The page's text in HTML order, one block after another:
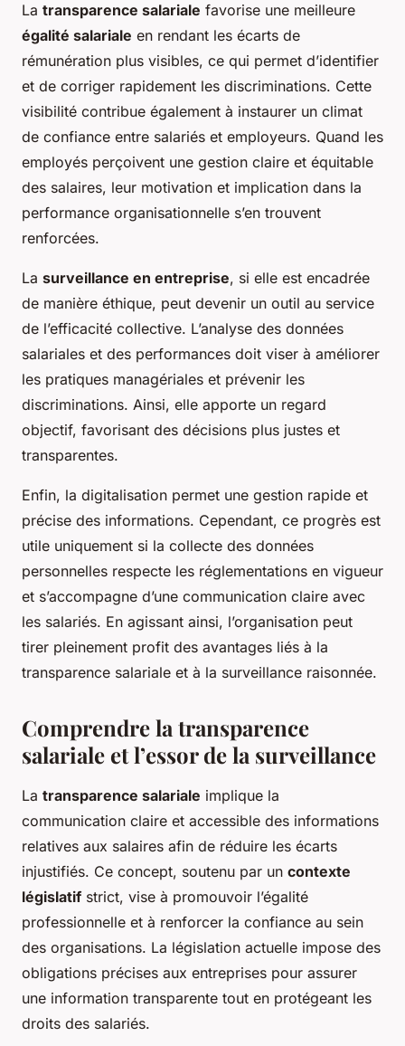
La transparence salariale favorise une meilleure
égalité salariale en rendant les écarts de
rémunération plus visibles, ce qui permet d’identifier
et de corriger rapidement les discriminations. Cette
visibilité contribue également à instaurer un climat
de confiance entre salariés et employeurs. Quand les
employés perçoivent une gestion claire et équitable
des salaires, leur motivation et implication dans la
performance organisationnelle s’en trouvent
renforcées.
La surveillance en entreprise, si elle est encadrée
de manière éthique, peut devenir un outil au service
de l’efficacité collective. L’analyse des données
salariales et des performances doit viser à améliorer
les pratiques managériales et prévenir les
discriminations. Ainsi, elle apporte un regard
objectif, favorisant des décisions plus justes et
transparentes.
Enfin, la digitalisation permet une gestion rapide et
précise des informations. Cependant, ce progrès est
utile uniquement si la collecte des données
personnelles respecte les réglementations en vigueur
et s’accompagne d’une communication claire avec
les salariés. En agissant ainsi, l’organisation peut
tirer pleinement profit des avantages liés à la
transparence salariale et à la surveillance raisonnée.
Comprendre la transparence
salariale et l’essor de la surveillance
La transparence salariale implique la
communication claire et accessible des informations
relatives aux salaires afin de réduire les écarts
injustifiés. Ce concept, soutenu par un contexte
législatifstrict, vise à promouvoir l’égalité
professionnelle et à renforcer la confiance au sein
des organisations. La législation actuelle impose des
obligations précises aux entreprises pour assurer
une information transparente tout en protégeant les
droits des salariés.